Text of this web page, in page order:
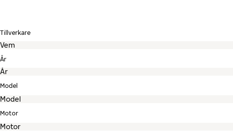
Tillverkare
År
Model
Motor